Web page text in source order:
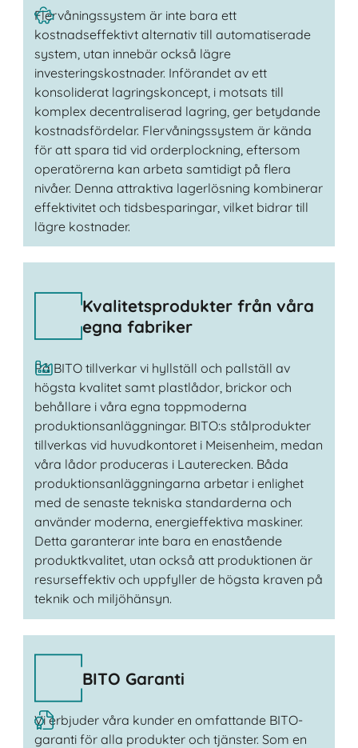
Flervåningssystem är inte bara ett
kostnadseffektivt alternativ till automatiserade
system, utan innebär också lägre
investeringskostnader. Införandet av ett
konsoliderat lagringskoncept, i motsats till
komplex decentraliserad lagring, ger betydande
kostnadsfördelar. Flervåningssystem är kända
för att spara tid vid orderplockning, eftersom
operatörerna kan arbeta samtidigt på flera
nivåer. Denna attraktiva lagerlösning kombinerar
effektivitet och tidsbesparingar, vilket bidrar till
lägre kostnader.
Kvalitetsprodukter från våra
egna fabriker
På BITO tillverkar vi hyllställ och pallställ av
högsta kvalitet samt plastlådor, brickor och
behållare i våra egna toppmoderna
produktionsanläggningar. BITO:s stålprodukter
tillverkas vid huvudkontoret i Meisenheim, medan
våra lådor produceras i Lauterecken. Båda
produktionsanläggningarna arbetar i enlighet
med de senaste tekniska standarderna och
använder moderna, energieffektiva maskiner.
Detta garanterar inte bara en enastående
produktkvalitet, utan också att produktionen är
resurseffektiv och uppfyller de högsta kraven på
teknik och miljöhänsyn.
BITO Garanti
Vi erbjuder våra kunder en omfattande BITO-
garanti för alla produkter och tjänster. Som en